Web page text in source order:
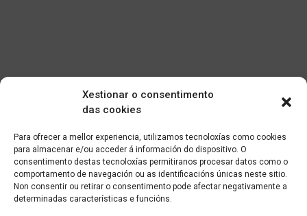
Xestionar o consentimento
das cookies
Para ofrecer a mellor experiencia, utilizamos tecnoloxías como cookies
para almacenar e/ou acceder á información do dispositivo. O
consentimento destas tecnoloxías permitiranos procesar datos como o
comportamento de navegación ou as identificacións únicas neste sitio.
Non consentir ou retirar o consentimento pode afectar negativamente a
determinadas características e funcións.